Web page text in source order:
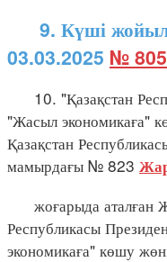
9. Күші
03.03.2025 № 805
10. "Қазақстан
"Жасыл экономикаға"
Қазақстан
мамырдағы № 823
жоғарыда аталған
Республикасы
экономикаға" көшу